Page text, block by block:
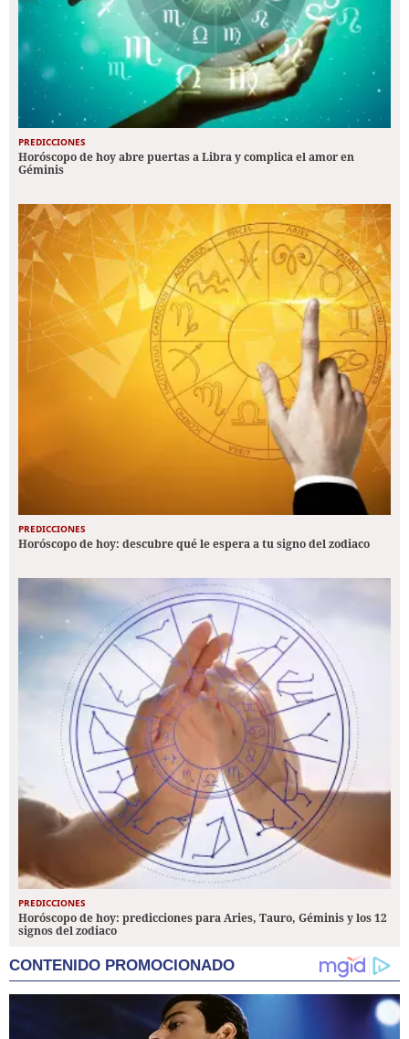
PREDICCIONES
Horóscopo de hoy abre puertas a Libra y complica el amor en
Géminis
PREDICCIONES
Horóscopo de hoy: descubre qué le espera a tu signo del zodiaco
PREDICCIONES
Horóscopo de hoy: predicciones para Aries, Tauro, Géminis y los 12
signos del zodiaco
CONTENIDO PROMOCIONADO